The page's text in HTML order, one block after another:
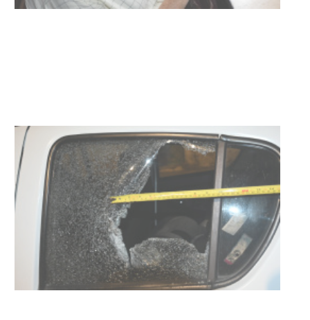
Siniestro laboral con tiernizadora
de carne
01-08-2026
Inauguran Destacamento de la
Republicana en Durazno
31-07-2026
NOTICIAS